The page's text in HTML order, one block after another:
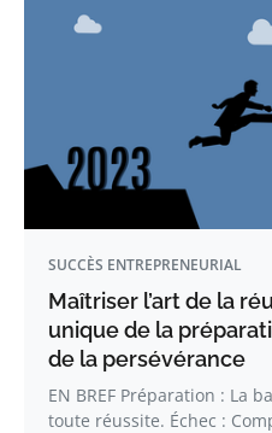
SUCCÈS ENTREPRENEURIAL
Maîtriser l’art de la
unique de la
de la persévérance
EN BREF Préparation : La
toute réussite. Échec :